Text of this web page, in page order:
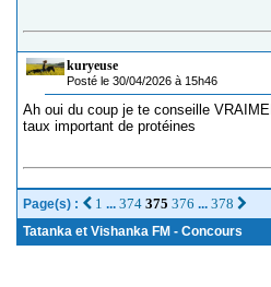
kuryeuse
Posté le 30/04/2026 à 15h46
Ah oui du coup je te conseille
taux important de protéines
Page(s) : 1 ... 374 375 376 ... 378
Tatanka et Vishanka FM - Concours